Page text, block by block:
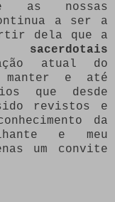
as nossas
a ser a
dela que a
sacerdotais
atual do
e até
que desde
revistos e
da
e meu
um convite